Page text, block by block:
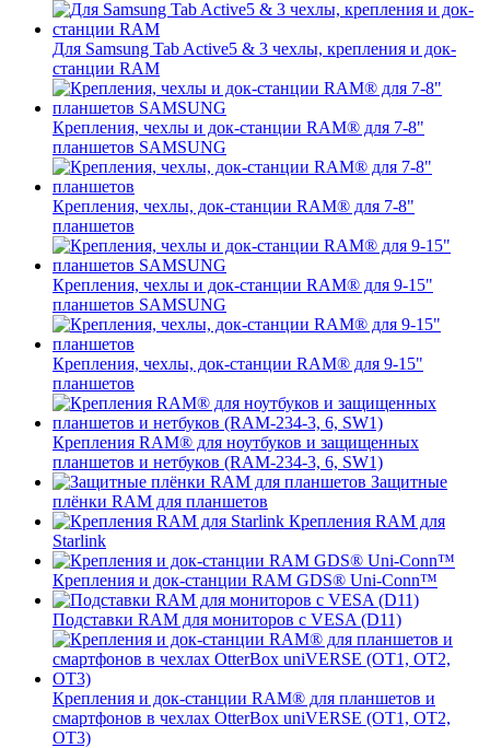
Для Samsung Tab Active5 & 3 чехлы, крепления и док-
станции RAM
Крепления, чехлы и док-станции RAM® для 7-8"
планшетов SAMSUNG
Крепления, чехлы, док-станции RAM® для 7-8"
планшетов
Крепления, чехлы и док-станции RAM® для 9-15"
планшетов SAMSUNG
Крепления, чехлы, док-станции RAM® для 9-15"
планшетов
Крепления RAM® для ноутбуков и защищенных
планшетов и нетбуков (RAM-234-3, 6, SW1)
Защитные
плёнки RAM для планшетов
Крепления RAM для
Starlink
Крепления и док-станции RAM GDS® Uni-Conn™
Подставки RAM для мониторов с VESA (D11)
Крепления и док-станции RAM® для планшетов и
смартфонов в чехлах OtterBox uniVERSE (OT1, OT2,
OT3)